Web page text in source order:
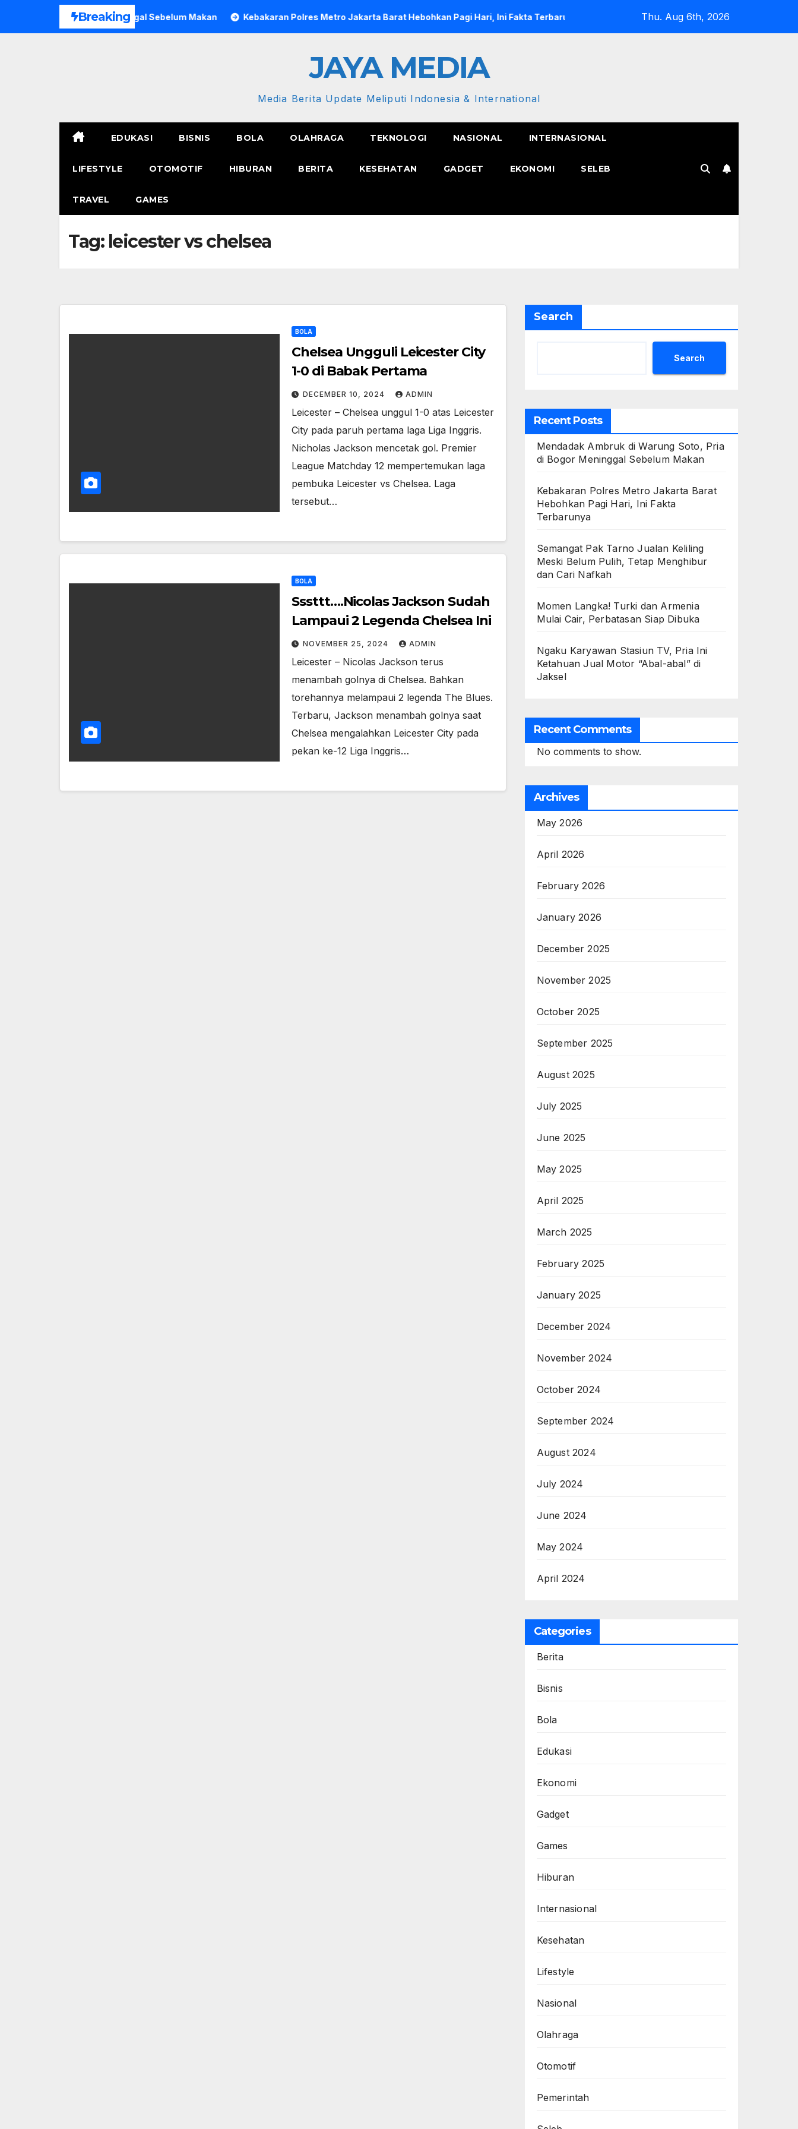
Breaking
Pria di Bogor Meninggal Sebelum Makan Kebakaran Polres Metro Jakarta Barat Hebohkan Pagi Hari, Ini Fakta Terbarunya Semangat Pak Tarno Jualan Keliling Meski Belum
Thu. Aug 6th, 2026
JAYA MEDIA
Media Berita Update Meliputi Indonesia & International
EDUKASI BISNIS BOLA OLAHRAGA TEKNOLOGI NASIONAL INTERNASIONAL
LIFESTYLE OTOMOTIF HIBURAN BERITA KESEHATAN GADGET EKONOMI SELEB
TRAVEL GAMES
Tag: leicester vs chelsea
BOLA
Chelsea Ungguli Leicester City
1-0 di Babak Pertama
DECEMBER 10, 2024 ADMIN
Leicester – Chelsea unggul 1-0 atas Leicester
City pada paruh pertama laga Liga Inggris.
Nicholas Jackson mencetak gol. Premier
League Matchday 12 mempertemukan laga
pembuka Leicester vs Chelsea. Laga
tersebut…
BOLA
Sssttt….Nicolas Jackson Sudah
Lampaui 2 Legenda Chelsea Ini
NOVEMBER 25, 2024 ADMIN
Leicester – Nicolas Jackson terus
menambah golnya di Chelsea. Bahkan
torehannya melampaui 2 legenda The Blues.
Terbaru, Jackson menambah golnya saat
Chelsea mengalahkan Leicester City pada
pekan ke-12 Liga Inggris…
Search
Search
Recent Posts
Mendadak Ambruk di Warung Soto, Pria
di Bogor Meninggal Sebelum Makan
Kebakaran Polres Metro Jakarta Barat
Hebohkan Pagi Hari, Ini Fakta
Terbarunya
Semangat Pak Tarno Jualan Keliling
Meski Belum Pulih, Tetap Menghibur
dan Cari Nafkah
Momen Langka! Turki dan Armenia
Mulai Cair, Perbatasan Siap Dibuka
Ngaku Karyawan Stasiun TV, Pria Ini
Ketahuan Jual Motor “Abal-abal” di
Jaksel
Recent Comments
No comments to show.
Archives
May 2026
April 2026
February 2026
January 2026
December 2025
November 2025
October 2025
September 2025
August 2025
July 2025
June 2025
May 2025
April 2025
March 2025
February 2025
January 2025
December 2024
November 2024
October 2024
September 2024
August 2024
July 2024
June 2024
May 2024
April 2024
Categories
Berita
Bisnis
Bola
Edukasi
Ekonomi
Gadget
Games
Hiburan
Internasional
Kesehatan
Lifestyle
Nasional
Olahraga
Otomotif
Pemerintah